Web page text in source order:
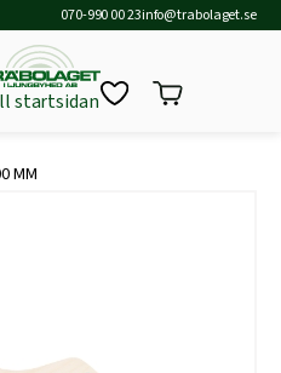
070-990 00 23info@trabolaget.se
startsidan
MM